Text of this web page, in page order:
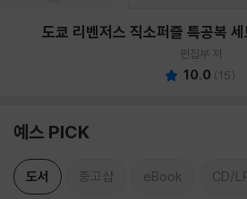
도쿄 리벤저스 직소퍼즐 특공복
편집부 저
10.0 (15)
예스 PICK
도서 중고샵 eBook CD/